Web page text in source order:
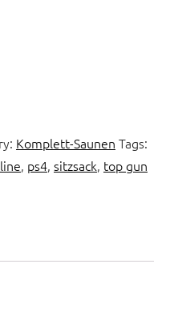
Komplett-Saunen Tags:
, ps4, sitzsack, top gun